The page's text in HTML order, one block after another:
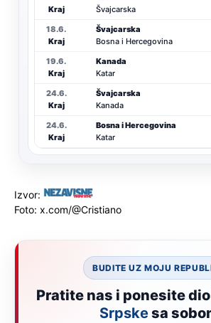
Kraj
Švajcarska
18.6.
Kraj
Švajcarska
Bosna i Hercegovina
19.6.
Kraj
Kanada
Katar
24.6.
Kraj
Švajcarska
Kanada
24.6.
Kraj
Bosna i Hercegovina
Katar
Izvor:
Foto: x.com/@Cristiano
BUDITE UZ MOJU
Pratite nas i ponesite dio
Srpskesa